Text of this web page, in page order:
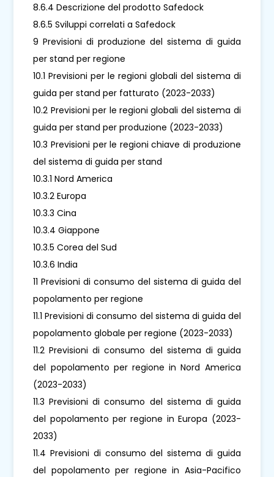
8.6.4 Descrizione del prodotto Safedock
8.6.5 Sviluppi correlati a Safedock
9 Previsioni di produzione del sistema di guida
per stand per regione
10.1 Previsioni per le regioni globali del sistema di
guida per stand per fatturato (2023-2033)
10.2 Previsioni per le regioni globali del sistema di
guida per stand per produzione (2023-2033)
10.3 Previsioni per le regioni chiave di produzione
del sistema di guida per stand
10.3.1 Nord America
10.3.2 Europa
10.3.3 Cina
10.3.4 Giappone
10.3.5 Corea del Sud
10.3.6 India
11 Previsioni di consumo del sistema di guida del
popolamento per regione
11.1 Previsioni di consumo del sistema di guida del
popolamento globale per regione (2023-2033)
11.2 Previsioni di consumo del sistema di guida
del popolamento per regione in Nord America
(2023-2033)
11.3 Previsioni di consumo del sistema di guida
del popolamento per regione in Europa (2023-
2033)
11.4 Previsioni di consumo del sistema di guida
del popolamento per regione in Asia-Pacifico